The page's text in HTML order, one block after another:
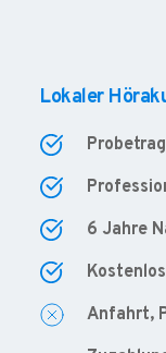
Lokaler
6 Jahre
Anfahrt,